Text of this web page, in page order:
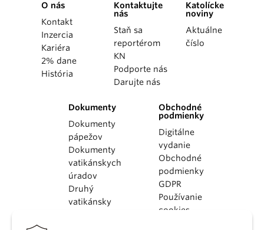
O nás
Kontakt
Inzercia
Kariéra
2% dane
História
Kontaktujte
nás
Staň sa
reportérom
KN
Podporte nás
Darujte nás
Katolícke
noviny
Aktuálne
číslo
Dokumenty
Dokumenty
pápežov
Dokumenty
vatikánskych
úradov
Druhý
vatikánsky
Obchodné
podmienky
Digitálne
vydanie
Obchodné
podmienky
GDPR
Používanie
cookies